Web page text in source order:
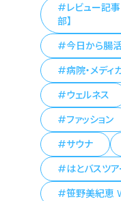
レビュー記事
部】
今日から腸
病院・メディ
ウェルネス
ファッション
サウナ
はとバスツ
笹野美紀恵